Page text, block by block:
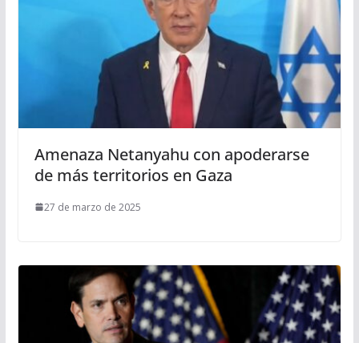
Amenaza Netanyahu con apoderarse
de más territorios en Gaza
27 de marzo de 2025